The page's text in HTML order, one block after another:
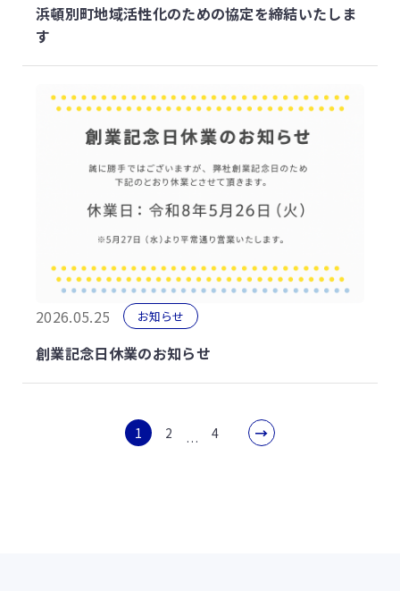
浜頓別町地域活性化のための協定を締結いたしま
す
2026.05.25 お知らせ
創業記念日休業のお知らせ
1 2 … 4